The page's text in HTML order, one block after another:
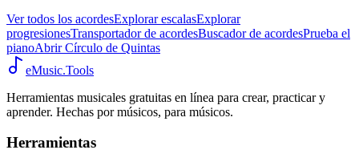
Ver todos los acordesExplorar escalasExplorar
progresionesTransportador de acordesBuscador de acordesPrueba el
pianoAbrir Círculo de Quintas
eMusic.Tools
Herramientas musicales gratuitas en línea para crear, practicar y
aprender. Hechas por músicos, para músicos.
Herramientas